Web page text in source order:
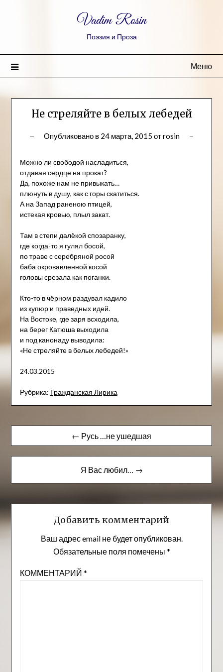
Vadim Rosin
Поэзия и Проза
Меню
Не стреляйте в белых лебедей
Опубликовано в 24 марта, 2015 отrosin
Можно ли свободой насладиться,
отдавая сердце на прокат?
Да, похоже нам не привыкать…
плюнуть в душу, как с горы скатиться.
А на Запад раненою птицей,
истекая кровью, плыл закат.
Там в степи далёкой спозаранку,
где когда-то я гулял босой,
по траве с серебряной росой
баба окровавленной косой
головы срезала как поганки.
Кто-то в чёрном раздувал кадило
из купюр и праведных идей.
На Востоке, где заря всходила,
на берег Катюша выходила
и под канонаду выводила:
«Не стреляйте в белых лебедей!»
24.03.2015
Рубрика: Гражданская Лирика
Навигация
по
← Русь …не ушедшая
Я Вас любил… →
Добавить комментарий
Ваш адрес email не будет опубликован.
Обязательные поля помечены *
КОММЕНТАРИЙ *